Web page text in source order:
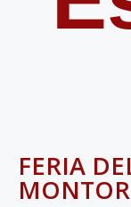
FERIA